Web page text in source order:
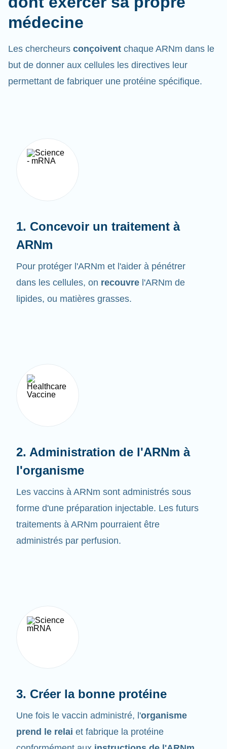
médecine
but de donner aux cellules les directives leur
permettant de fabriquer une protéine spécifique.
ARNm
Pour protéger l'ARNm et l'aider à pénétrer
dans les cellules, onrecouvre l'ARNm de
lipides, ou matières grasses.
l'organisme
Les vaccins à ARNm sont administrés sous
forme d'une préparation injectable. Les futurs
traitements à ARNm pourraient être
administrés par perfusion.
Une fois le vaccin administré, l'organisme
prend le relaiet fabrique la protéine
conformément auxinstructions de l'ARNm